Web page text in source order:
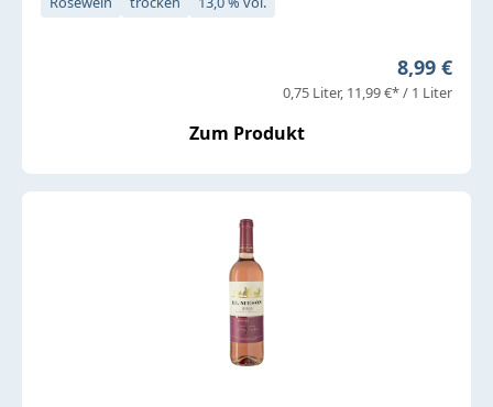
Regulärer
8,99 €
0,75 Liter 11,99 €* / 1 Liter
Zum Produkt